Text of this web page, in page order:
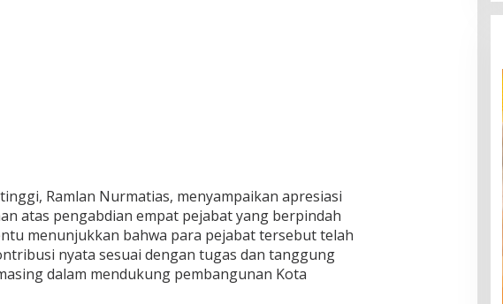
Ramlan Nurmatias, menyampaikan apresiasi
atas pengabdian empat pejabat yang berpindah
menunjukkan bahwa para pejabat tersebut telah
nyata sesuai dengan tugas dan tanggung
dalam mendukung pembangunan Kota